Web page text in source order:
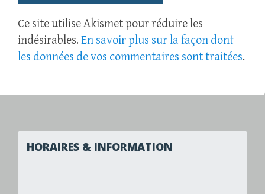
Ce site utilise Akismet pour réduire les
indésirables. En savoir plus sur la façon dont
les données de vos commentaires sont traitées.
HORAIRES & INFORMATION